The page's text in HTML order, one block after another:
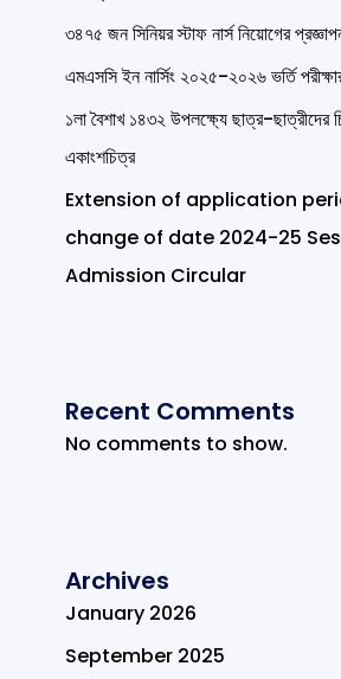
৩৪৭৫ জন সিনিয়র স্টাফ নার্স নিয়োগের
এমএসসি ইন নার্সিং ২০২৫-২০২৬ ভর্তি
১লা বৈশাখ ১৪৩২ উপলক্ষ্যে ছাত্র-ছাত্রীদের
একাংশচিত্র
Extension of application
change of date 2024-25
Admission Circular
Recent Comments
No comments to show.
Archives
January 2026
September 2025